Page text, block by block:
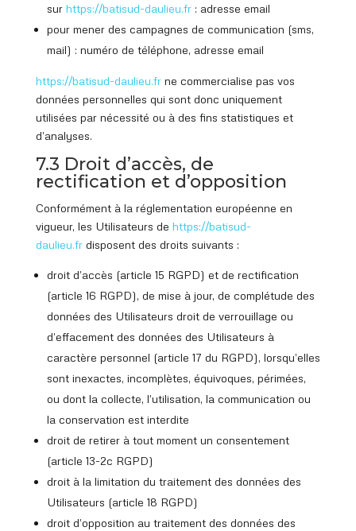
sur https://batisud-daulieu.fr: adresse email
pour mener des campagnes de communication (sms,
mail) : numéro de téléphone, adresse email
https://batisud-daulieu.frne commercialise pas vos
données personnelles qui sont donc uniquement
utilisées par nécessité ou à des fins statistiques et
d’analyses.
7.3 Droit d’accès, de
rectification et d’opposition
Conformément à la réglementation européenne en
vigueur, les Utilisateurs de https://batisud-
daulieu.frdisposent des droits suivants :
droit d’accès (article 15 RGPD) et de rectification
(article 16 RGPD), de mise à jour, de complétude des
données des Utilisateurs droit de verrouillage ou
d’effacement des données des Utilisateurs à
caractère personnel (article 17 du RGPD), lorsqu’elles
sont inexactes, incomplètes, équivoques, périmées,
ou dont la collecte, l’utilisation, la communication ou
la conservation est interdite
droit de retirer à tout moment un consentement
(article 13-2c RGPD)
droit à la limitation du traitement des données des
Utilisateurs (article 18 RGPD)
droit d’opposition au traitement des données des